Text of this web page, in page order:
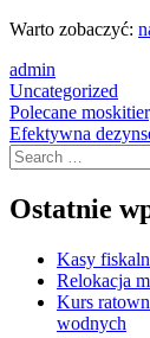
Warto zobaczyć:
admin
Uncategorized
Post
navigation
Polecane
Efektywna
Search
Ostatnie
Kasy
Relokacja
Kurs
wodnych